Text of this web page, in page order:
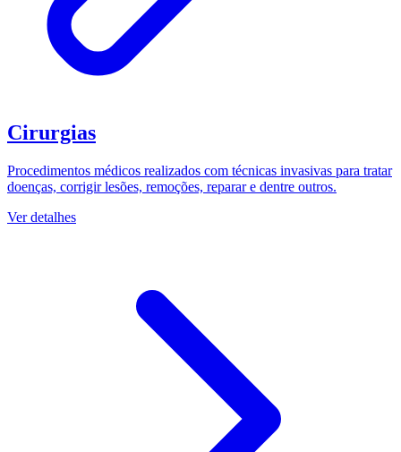
Cirurgias
Procedimentos médicos realizados com técnicas invasivas para tratar
doenças, corrigir lesões, remoções, reparar e dentre outros.
Ver detalhes